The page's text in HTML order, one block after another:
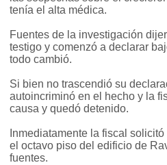
tenía el alta médica.
Fuentes de la investigación
testigo y comenzó a declarar
todo cambió.
Si bien no trascendió su
autoincriminó en el hecho y la
causa y quedó detenido.
Inmediatamente la fiscal
el octavo piso del edificio de
fuentes.